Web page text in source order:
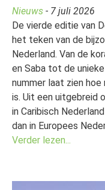
Nieuws - 7 juli 2026
De vierde editie van
het teken van de
Nederland. Van de
en Saba tot de
nummer laat zien
is. Uit een uitgebreid
in Caribisch
dan in Europees
Verder lezen...